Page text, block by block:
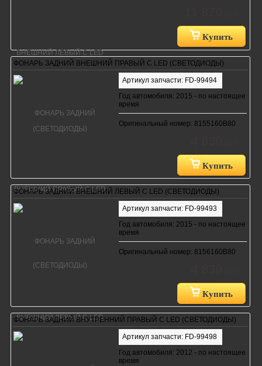
Купить
ФОНАРЬ ЗАДНИЙ ВНЕШНИЙ ПРАВЫЙ С LED (СВЕТОДИОДЫ)
Артикул запчасти: FD-99494
Год автомобиля: 2015 - по настоящее
время
Оригинальный номер: 8155160B80
Купить
ФОНАРЬ ЗАДНИЙ ВНЕШНИЙ ЛЕВЫЙ С LED (СВЕТОДИОДЫ)
Артикул запчасти: FD-99493
Год автомобиля: 2015 - по настоящее
время
Оригинальный номер: 8156160B80
Купить
ФОНАРЬ ЗАДНИЙ ВНУТРЕННИЙ ПРАВЫЙ С LED (СВЕТОДИОДЫ)
Артикул запчасти: FD-99498
Год автомобиля: 2012 - по настоящее
время